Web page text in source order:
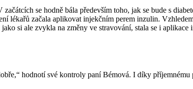
se hodně bála především toho, jak se bude s
lékařů začala aplikovat injekčním perem inzulin.
si ale zvykla na změny ve stravování, stala se i aplikace
hodnotí své kontroly paní Bémová. I díky příjemnému